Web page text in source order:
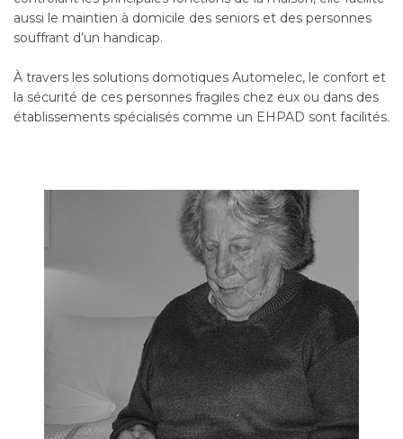
aussi le maintien à domicile des seniors et des personnes
souffrant d’un handicap.
À travers les solutions domotiques Automelec, le confort et
la sécurité de ces personnes fragiles chez eux ou dans des
établissements spécialisés comme un EHPAD sont facilités.